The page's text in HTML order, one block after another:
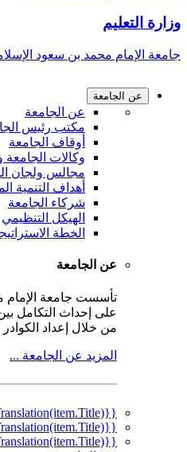
وزارة التعليم
جامعة الإمام محمد بن سعود
عن الجامعة
عن الجامعة
مكتب رئيس
أوقاف الجامعة
وكالات الجامعة
مجالس ولجان
أهداف التنمية
شركاء الجامعة
الهيكل التنظيمي
الخطة
عن الجامعة
على إحداث التكامل
من خلال إعداد
المزيد عن الجامعة ...
{{mmc.getCurrentTranslation(item.Title)}}
{{mmc.getCurrentTranslation(item.Title)}}
{{mmc.getCurrentTranslation(item.Title)}}